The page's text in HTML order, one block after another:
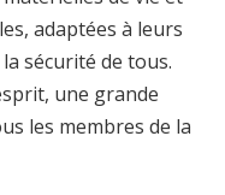
adaptées à leurs
sécurité de tous.
une grande
les membres de la